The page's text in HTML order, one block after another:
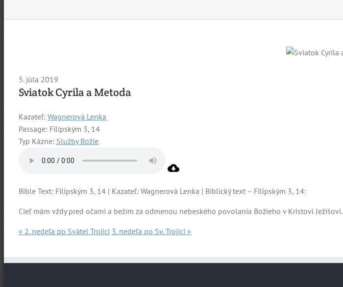
5. júla 2019
Sviatok Cyrila a Metoda
Kazateľ: Wagnerová Lenka
Passage: Filipským 3, 14
Typ Kázne: Služby Božie
Bible Text: Filipským 3, 14 | Kazateľ: Wagnerová Lenka | Biblický text – Filipským 3, 14:
Cieľ mám vždy pred očami a bežím za odmenou nebeského povolania Božieho v Kristovi Ježišovi.
« 2. nedeľa po Svätej Trojici 3. nedeľa po Sv. Trojici »